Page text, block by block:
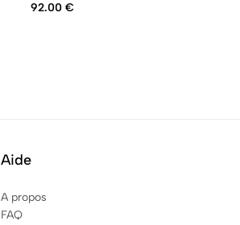
92.00 €
Aide
A propos
FAQ